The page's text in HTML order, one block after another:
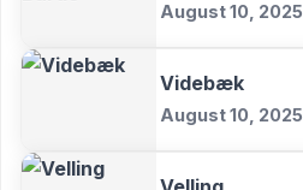
August 10, 2025
Videbæk
August 10, 2025